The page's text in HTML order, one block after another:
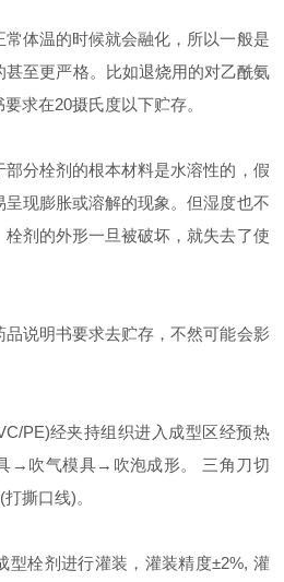
体温的时候就会融化，所以一般是
至更严格。比如退烧用的对乙酰氨
求在20摄氏度以下贮存。
分栓剂的根本材料是水溶性的，假
现膨胀或溶解的现象。但湿度也不
剂的外形一旦被破坏，就失去了使
说明书要求去贮存，不然可能会影
PE)经夹持组织进入成型区经预热
→吹气模具→吹泡成形。 三角刀切
撕口线)。
栓剂进行灌装，灌装精度±2%, 灌